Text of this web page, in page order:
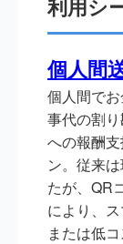
利用シ
個人間
個人間で
事代の割
への報酬
ン。従来
たが、QR
により、
または低